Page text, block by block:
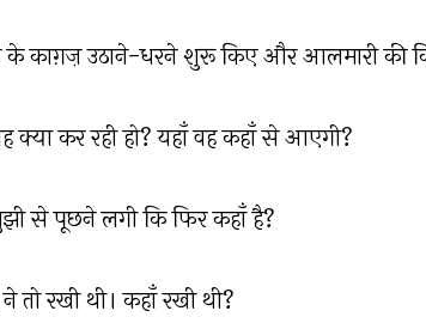
के काग़ज़ उठाने-धरने शुरू किए और आलमारी की
क्या कर रही हो? यहाँ वह कहाँ से आएगी?
से पूछने लगी कि फिर कहाँ है?
तो रखी थी। कहाँ रखी थी?